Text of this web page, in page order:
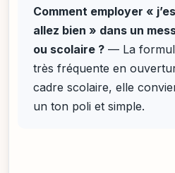
Comment employer «
allez bien » dans un
ou scolaire ? — La
très fréquente en
cadre scolaire, elle
un ton poli et simple.